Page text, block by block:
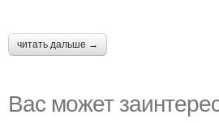
читать дальше →
Вас может